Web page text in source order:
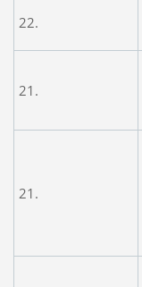
22.
21.
21.